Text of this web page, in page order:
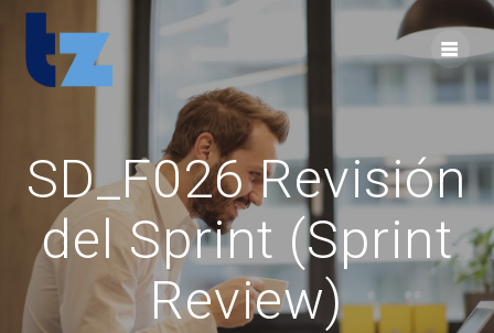
SD_F026 Revisión
del Sprint (Sprint
Review)